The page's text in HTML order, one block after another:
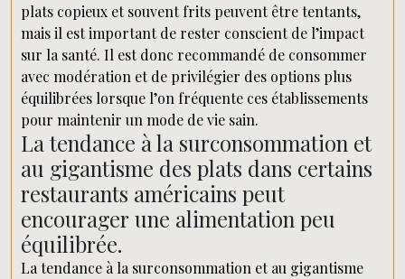
plats copieux et souvent frits peuvent être tentants,
mais il est important de rester conscient de l’impact
sur la santé. Il est donc recommandé de consommer
avec modération et de privilégier des options plus
équilibrées lorsque l’on fréquente ces établissements
pour maintenir un mode de vie sain.
La tendance à la surconsommation et
au gigantisme des plats dans certains
restaurants américains peut
encourager une alimentation peu
équilibrée.
La tendance à la surconsommation et au gigantisme